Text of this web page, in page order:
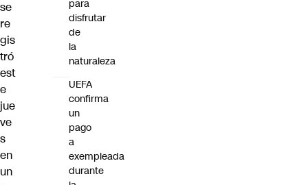
se
re
gis
tró
est
e
jue
ve
s
en
un
para
disfrutar
de
la
naturaleza
UEFA
confirma
un
pago
a
exempleada
durante